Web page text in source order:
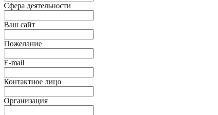
Сфера деятельности
Ваш сайт
Пожелание
E-mail
Контактное лицо
Организация